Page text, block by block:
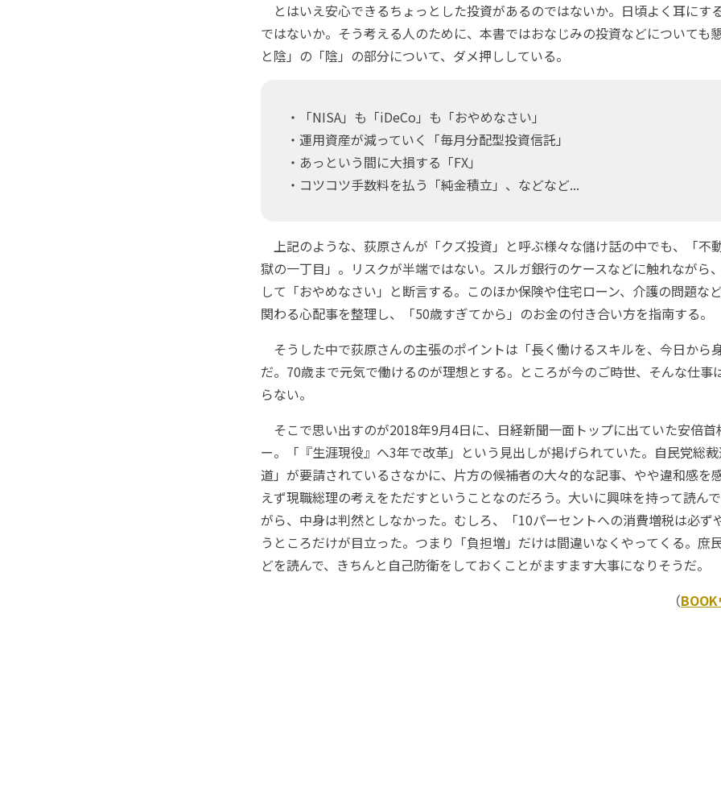
とはいえ安心できるちょっとした投資があるのではないか。日頃よく耳にす
ではないか。そう考える人のために、本書ではおなじみの投資などについても
と陰」の「陰」の部分について、ダメ押ししている。
・「NISA」も「iDeCo」も「おやめなさい」
・運用資産が減っていく「毎月分配型投資信託」
・あっという間に大損する「FX」
・コツコツ手数料を払う「純金積立」、などなど...
上記のような、荻原さんが「クズ投資」と呼ぶ様々な儲け話の中でも、「不
獄の一丁目」。リスクが半端ではない。スルガ銀行のケースなどに触れながら
して「おやめなさい」と断言する。このほか保険や住宅ローン、介護の問題な
関わる心配事を整理し、「50歳すぎてから」のお金の付き合い方を指南する。
そうした中で荻原さんの主張のポイントは「長く働けるスキルを、今日から
だ。70歳まで元気で働けるのが理想とする。ところが今のご時世、そんな仕事
らない。
そこで思い出すのが2018年9月4日に、日経新聞一面トップに出ていた安倍首
ー。「『生涯現役』へ3年で改革」という見出しが掲げられていた。自民党総
道」が要請されているさなかに、片方の候補者の大々的な記事、やや違和感を
えず現職総理の考えをただすということなのだろう。大いに興味を持って読ん
がら、中身は判然としなかった。むしろ、「10パーセントへの消費増税は必ず
うところだけが目立った。つまり「負担増」だけは間違いなくやってくる。庶
どを読んで、きちんと自己防衛をしておくことがますます大事になりそうだ。
（